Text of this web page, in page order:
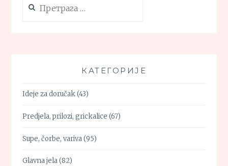
за:
КАТЕГОРИЈЕ
Ideje za doručak(43)
Predjela, prilozi, grickalice (67)
Supe, čorbe, variva(95)
Glavna jela(82)